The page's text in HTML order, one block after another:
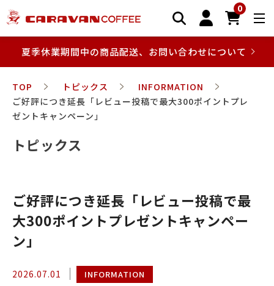
0
夏季休業期間中の商品配送、お問い合わせについて
TOP トピックス
INFORMATION
ご好評につき延長「レビュー投稿で最大300ポイントプレ
ゼントキャンペーン」
トピックス
ご好評につき延長「レビュー投稿で最
大300ポイントプレゼントキャンペー
ン」
2026.07.01 INFORMATION